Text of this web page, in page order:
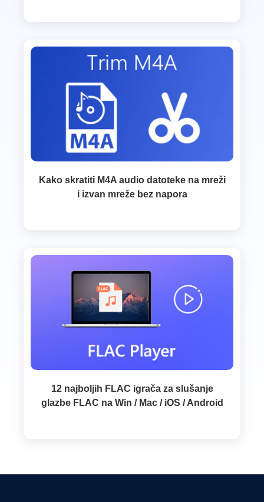
Kako skratiti M4A audio datoteke na mreži
i izvan mreže bez napora
12 najboljih FLAC igrača za slušanje
glazbe FLAC na Win / Mac / iOS / Android